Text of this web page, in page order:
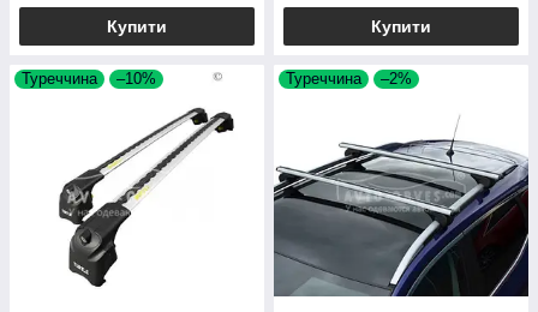
Купити Купити
Туреччина –10% Туреччина –2%